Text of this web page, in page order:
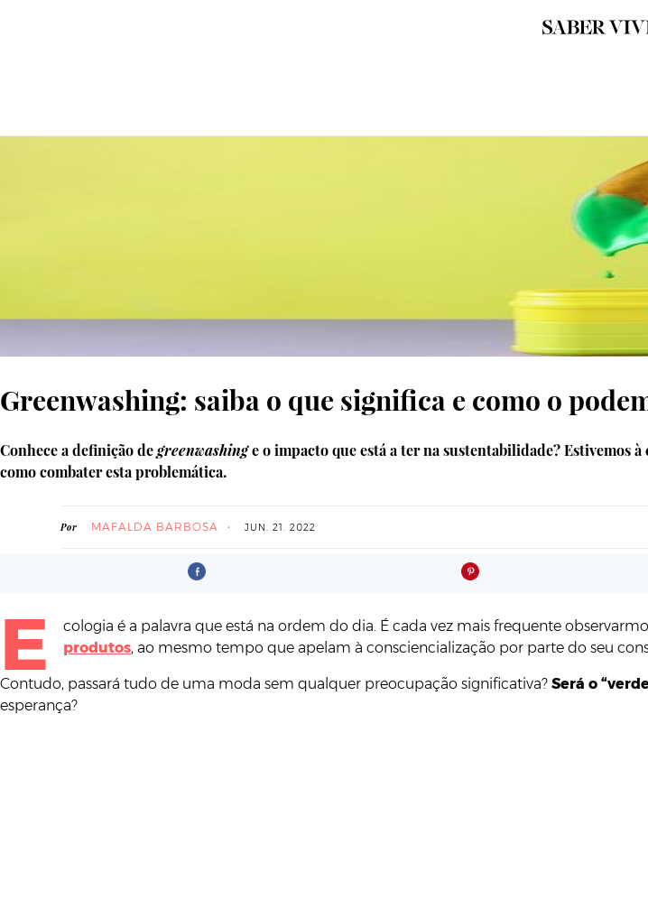
Greenwashing: saiba o que significa e como o
Conhece a definição degreenwashinge o impacto que está a ter na sustentabilidade? Estivemos
como combater esta problemática.
Por MAFALDA BARBOSA JUN. 21. 2022
E cologia é a palavra que está na ordem do dia. É cada vez mais frequente
produtos, ao mesmo tempo que apelam à consciencialização por parte do seu
Contudo, passará tudo de uma moda sem qualquer preocupação significativa? Será o
esperança?